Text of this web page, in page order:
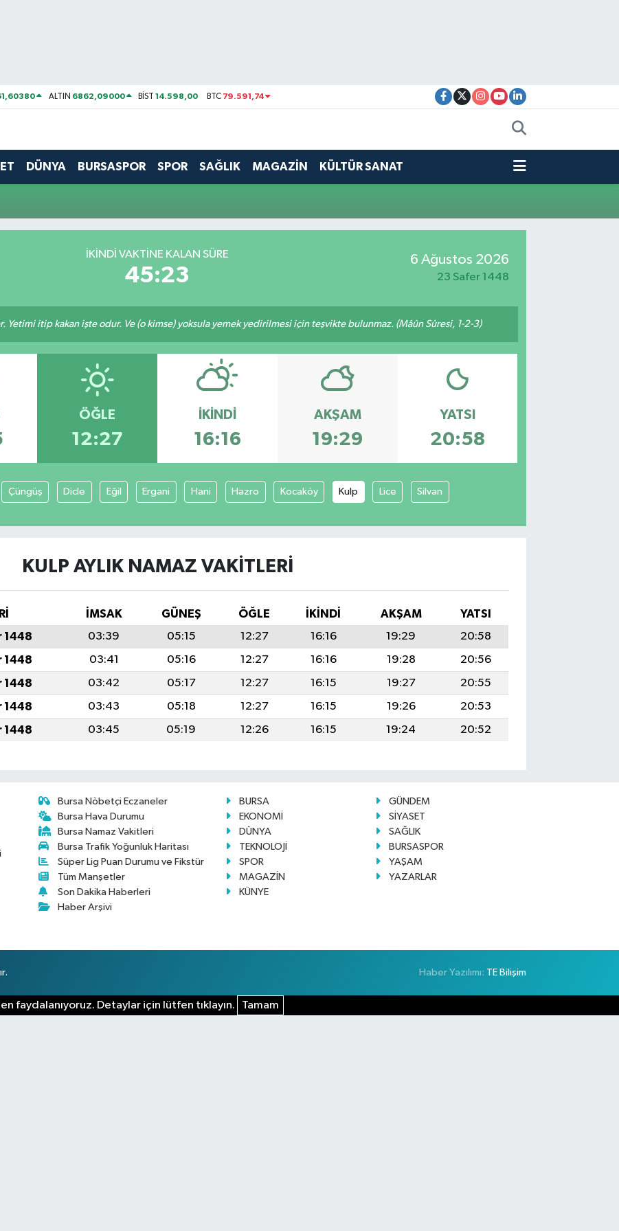
ALTIN 6862,09000 BİST14.598,00 BTC 79.591,74
DÜNYA BURSASPOR SPOR SAĞLIK MAGAZİN KÜLTÜR SANAT
İKINDI VAKTİNE KALAN SÜRE
45:23
6 Ağustos 2026
23 Safer 1448
Yetimi itip kakan işte odur. Ve (o kimse) yoksula yemek yedirilmesi için teşvikte bulunmaz. (Mâûn Sûresi, 1-2-3)
ÖĞLE
12:27
İKINDI
16:16
AKŞAM
19:29
YATSI
20:58
Çüngüş Dicle Eğil Ergani Hani Hazro Kocaköy Kulp Lice Silvan
KULP AYLIK NAMAZ VAKITLERI
İMSAK GÜNEŞ ÖĞLE İKINDI AKŞAM
YATSI
1448 03:39 05:15 12:27 16:16 19:29
20:58
1448 03:41 05:16 12:27 16:16 19:28
20:56
1448 03:42 05:17 12:27 16:15 19:27
20:55
1448 03:43 05:18 12:27 16:15 19:26
20:53
1448 03:45 05:19 12:26 16:15 19:24 20:52
Bursa Nöbetçi Eczaneler
Bursa Hava Durumu
Bursa Namaz Vakitleri
Bursa Trafik Yoğunluk Haritası
Süper Lig Puan Durumu ve Fikstür
Tüm Manşetler
Son Dakika Haberleri
Haber Arşivi
BURSA
GÜNDEM
EKONOMİ
SİYASET
DÜNYA
SAĞLIK
TEKNOLOJİ
BURSASPOR
SPOR
YAŞAM
MAGAZİN
YAZARLAR
KÜNYE
Haber Yazılımı: TE Bilişim
faydalanıyoruz. Detaylar için lütfen tıklayın. Tamam